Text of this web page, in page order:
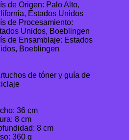
de Origen: Palo Alto,
Estados Unidos
de Procesamiento:
Unidos, Boeblingen
de Ensamblaje: Estados
Boeblingen
de tóner y guía de
36 cm
8 cm
8 cm
360 g